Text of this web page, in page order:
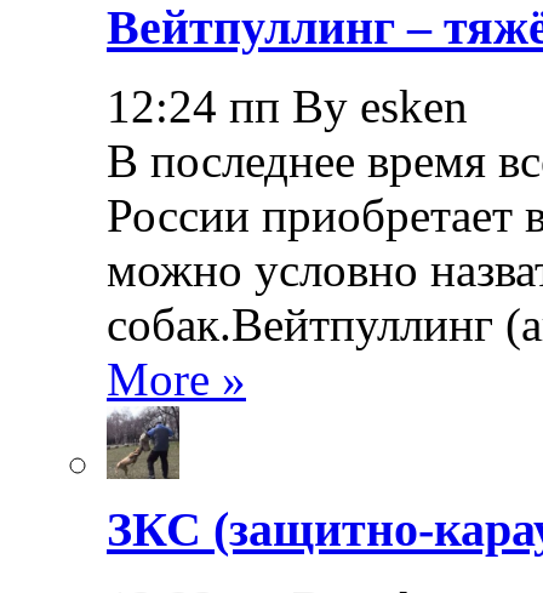
Вейтпуллинг –
12:24 пп By esken
В последнее время
России приобретает
можно условно
собак.Вейтпуллинг
More »
ЗКС (защитно-